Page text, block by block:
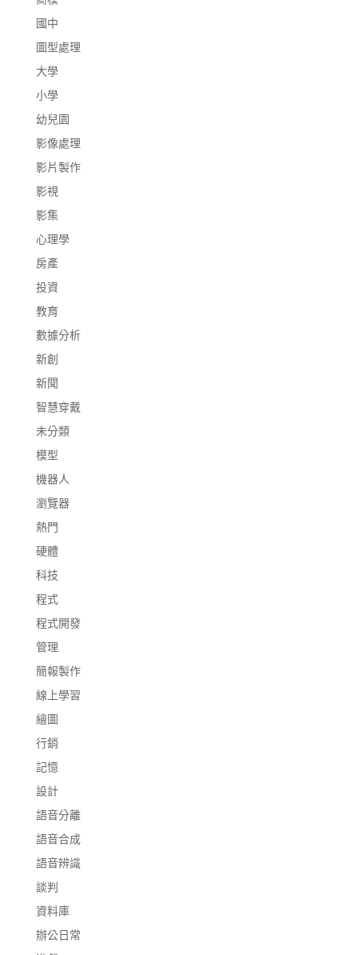
國中
圖型處理
大學
小學
幼兒園
影像處理
影片製作
影視
影集
心理學
房產
投資
教育
數據分析
新創
新聞
智慧穿戴
未分類
模型
機器人
瀏覽器
熱門
硬體
科技
程式
程式開發
管理
簡報製作
線上學習
繪圖
行銷
記憶
設計
語音分離
語音合成
語音辨識
談判
資料庫
辦公日常